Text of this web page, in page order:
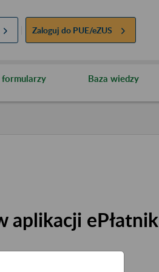
Zaloguj do PUE/eZUS
Baza wiedzy
aplikacji ePłatnik